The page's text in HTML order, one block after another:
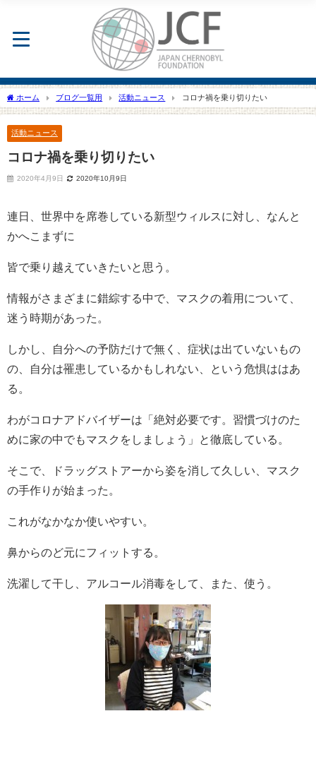
ホーム ブログ一覧用 活動ニュース コロナ禍を乗り切りたい
活動ニュース
コロナ禍を乗り切りたい
2020年4月9日 2020年10月9日
連日、世界中を席巻している新型ウィルスに対し、なんと
かへこまずに
皆で乗り越えていきたいと思う。
情報がさまざまに錯綜する中で、マスクの着用について、
迷う時期があった。
しかし、自分への予防だけで無く、症状は出ていないもの
の、自分は罹患しているかもしれない、という危惧ははあ
る。
わがコロナアドバイザーは「絶対必要です。習慣づけのた
めに家の中でもマスクをしましょう」と徹底している。
そこで、ドラッグストアーから姿を消して久しい、マスク
の手作りが始まった。
これがなかなか使いやすい。
鼻からのど元にフィットする。
洗濯して干し、アルコール消毒をして、また、使う。